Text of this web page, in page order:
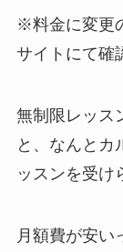
※料金に変更
サイトにて確
無制限レッス
と、なんと カ
ッスンを受け
月額費が安い